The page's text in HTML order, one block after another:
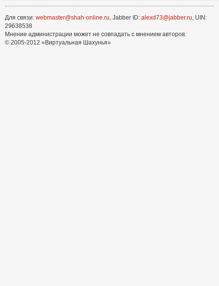
Для связи: webmaster@shah-online.ru , Jabber ID: alexd73@jabber.ru , UIN:
29638538
Мнение администрации может не совпадать с мнением авторов.
© 2005-2012 «Виртуальная Шахунья»